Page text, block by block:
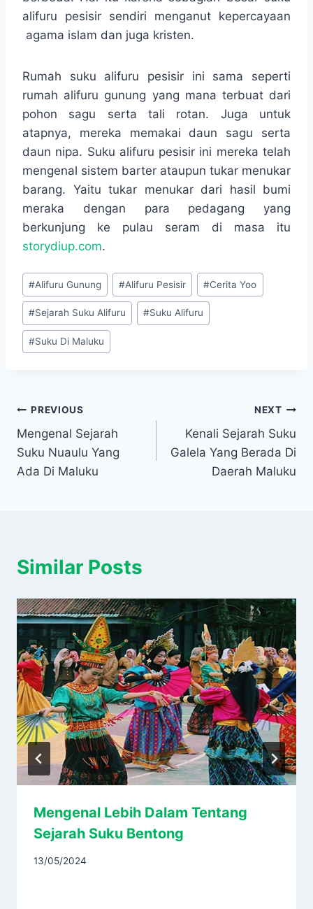
alifuru pesisir sendiri menganut kepercayaan
agama islam dan juga kristen.
Rumah suku alifuru pesisir ini sama seperti
rumah alifuru gunung yang mana terbuat dari
pohon sagu serta tali rotan. Juga untuk
atapnya, mereka memakai daun sagu serta
daun nipa. Suku alifuru pesisir ini mereka telah
mengenal sistem barter ataupun tukar menukar
barang. Yaitu tukar menukar dari hasil bumi
meraka dengan para pedagang yang
berkunjung ke pulau seram di masa itu
storydiup.com.
Post
Tags:
#Alifuru Gunung #Alifuru Pesisir #Cerita Yoo
#Sejarah Suku Alifuru #Suku Alifuru
#Suku Di Maluku
Navigasi
pos
PREVIOUS
Mengenal Sejarah
Suku Nuaulu Yang
Ada Di Maluku
NEXT
Kenali Sejarah Suku
Galela Yang Berada Di
Daerah Maluku
Similar Posts
Mengenal Lebih Dalam Tentang
Sejarah Suku Bentong
13/05/2024